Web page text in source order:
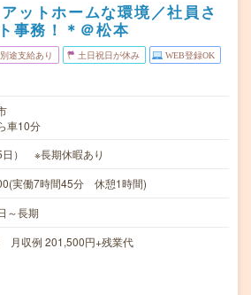
ットホームな環境／社員さ
事務！＊＠松本
途支給あり 土日祝日が休み WEB登録OK
車10分
日） ※長期休暇あり
実働7時間45分 休憩1時間)
～長期
月収例 201,500円+残業代